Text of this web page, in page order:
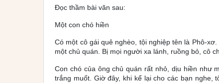
Đọc thầm bài văn sau:
Một con chó hiền
Có một cô gái quê nghèo, tội nghiệp tên là Phô-
một chủ quán. Bị mọi người xa lánh, ruồng bỏ, cô
Con chó của ông chủ quán rất nhỏ, dịu hiền như
trắng muốt. Giờ đây, khi kể lại cho các bạn nghe,